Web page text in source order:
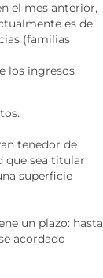
el mes anterior,
es de
(familias
los ingresos
tenedor de
que sea titular
superficie
un plazo: hasta
acordado